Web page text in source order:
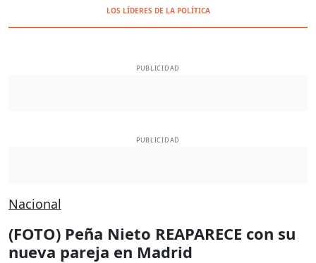
LOS LÍDERES DE LA POLÍTICA
PUBLICIDAD
PUBLICIDAD
Nacional
(FOTO) Peña Nieto REAPARECE con su
nueva pareja en Madrid